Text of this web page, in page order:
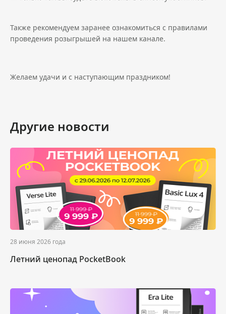
Также рекомендуем заранее ознакомиться с правилами
проведения розыгрышей на нашем канале.
Желаем удачи и с наступающим праздником!
Другие новости
28 июня 2026 года
Летний ценопад PocketBook